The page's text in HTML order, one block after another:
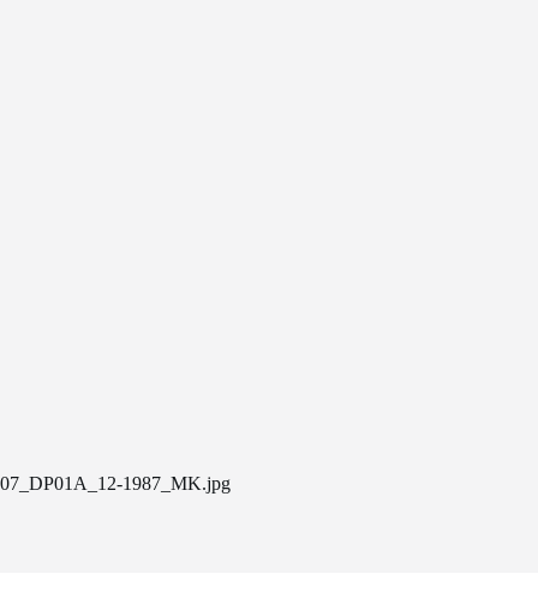
07_DP01A_12-1987_MK.jpg